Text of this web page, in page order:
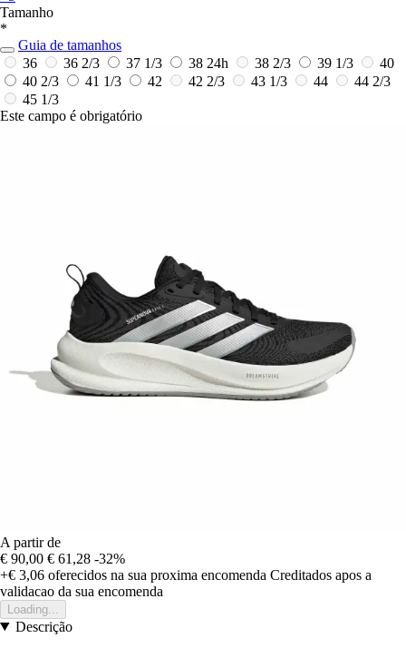
Tamanho
*
Guia de tamanhos
36
36 2/3 37 1/3 38 24h 38 2/3 39 1/3
40
40 2/3
41 1/3 42 42 2/3 43 1/3 44
44 2/3
45 1/3
Este campo é obrigatório
A partir de
€ 90,00 € 61,28 -32%
+€ 3,06 oferecidos na sua proxima encomenda Creditados apos a
validacao da sua encomenda
Loading...
Descrição